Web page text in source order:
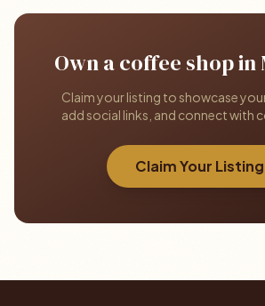
Own a coffee shop in
Claim your listing to showcase
add social links, and connect with
Claim Your Listing